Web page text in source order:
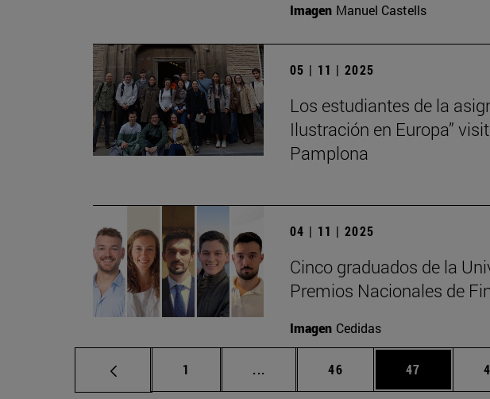
Imagen Manuel Castells
05 | 11 | 2025
Los estudiantes de la
Ilustración en Europa”
Pamplona
04 | 11 | 2025
Cinco graduados de la
Premios Nacionales de
Imagen Cedidas
Página
1 ... Páginas intermedias Use TAB para
Página
46 Página
47